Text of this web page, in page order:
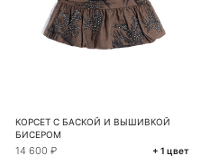
КОРСЕТ С БАСКОЙ И ВЫШИВКОЙ
БИСЕРОМ
14 600 ₽ + 1 цвет